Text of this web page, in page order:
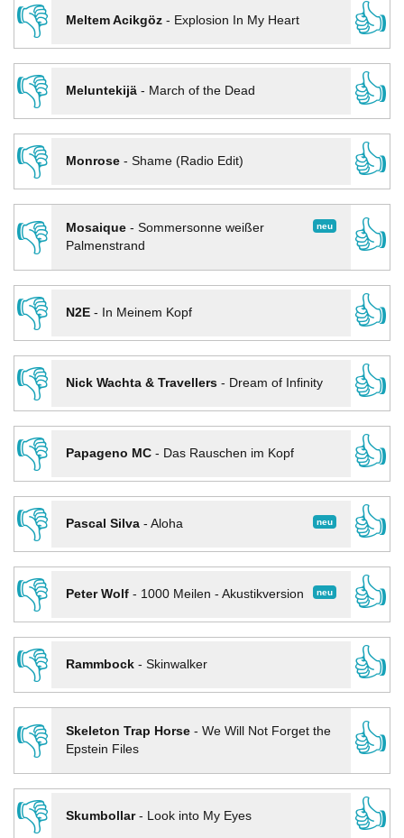
👎
Meltem Acikgöz- Explosion In My Heart
👍
👎
Meluntekijä- March of the Dead
👍
👎
Monrose- Shame (Radio Edit)
👍
👎
neu
Mosaique- Sommersonne weißer
Palmenstrand
👍
👎
N2E- In Meinem Kopf
👍
👎
Nick Wachta & Travellers- Dream of Infinity
👍
👎
Papageno MC- Das Rauschen im Kopf
👍
👎
neu
Pascal Silva- Aloha
👍
👎
neu
Peter Wolf- 1000 Meilen - Akustikversion
👍
👎
Rammbock- Skinwalker
👍
👎
Skeleton Trap Horse- We Will Not Forget the
Epstein Files
👍
👎
Skumbollar- Look into My Eyes
👍